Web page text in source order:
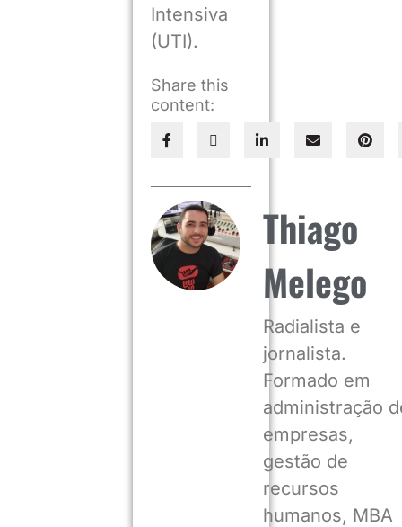
Intensiva
(UTI).
Share this
content:
Thiago
Melego
Radialista e
jornalista.
Formado em
administração
empresas,
gestão de
recursos
humanos, MBA